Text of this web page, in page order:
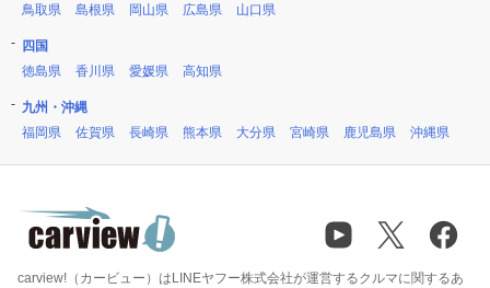
鳥取県
島根県 岡山県 広島県 山口県
四国
徳島県
香川県 愛媛県 高知県
九州・沖縄
福岡県
佐賀県 長崎県 熊本県 大分県 宮崎県 鹿児島県 沖縄県
carview!（カービュー）はLINEヤフー株式会社が運営するクルマに関するあ